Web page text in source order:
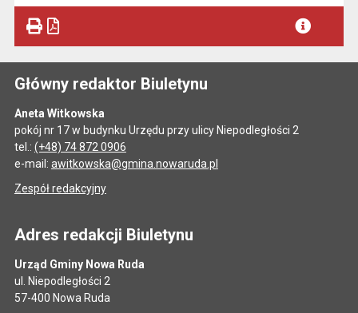
Główny redaktor Biuletynu
Aneta Witkowska
pokój nr 17 w budynku Urzędu przy ulicy Niepodległości 2
tel.: (+48) 74 872 0906
e-mail: awitkowska@gmina.nowaruda.pl
Zespół redakcyjny
Adres redakcji Biuletynu
Urząd Gminy Nowa Ruda
ul. Niepodległości 2
57-400 Nowa Ruda